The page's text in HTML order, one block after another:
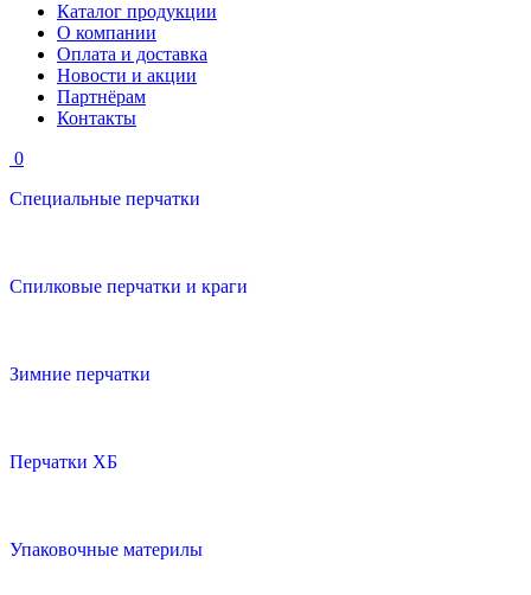
Каталог продукции
О компании
Оплата и доставка
Новости и акции
Партнёрам
Контакты
0
Специальные перчатки
Cпилковые перчатки и краги
Зимние перчатки
Перчатки ХБ
Упаковочные материлы